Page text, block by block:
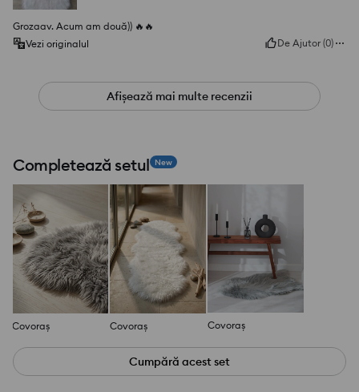
Grozaav. Acum am două)) 🔥🔥
Vezi originalul
De Ajutor (0)
Afișează mai multe recenzii
Completează setul New
Covoraș Covoraș Covoraș
Cumpără acest set